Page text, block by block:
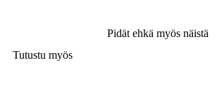
Pidät ehkä myös näistä
Tutustu myös